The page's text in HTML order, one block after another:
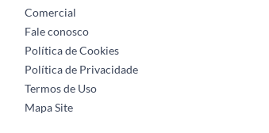
Comercial
Fale conosco
Política de Cookies
Política de Privacidade
Termos de Uso
Mapa Site